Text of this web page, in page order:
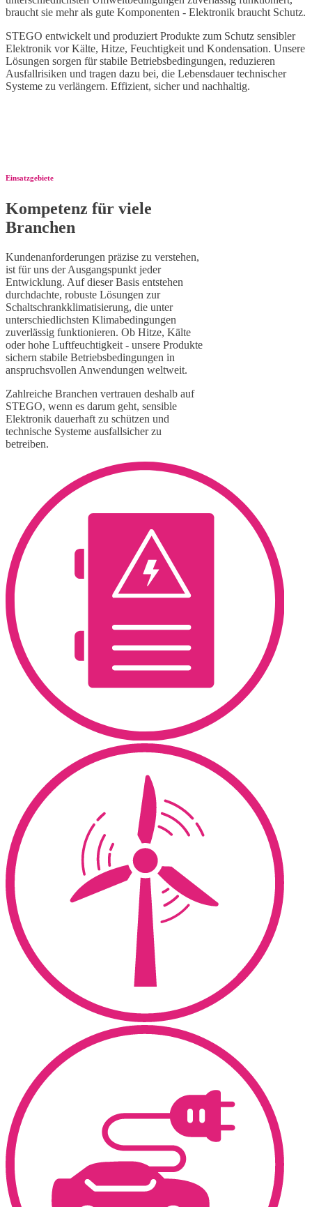
braucht sie mehr als gute Komponenten - Elektronik braucht Schutz.
STEGO entwickelt und produziert Produkte zum Schutz sensibler
Elektronik vor Kälte, Hitze, Feuchtigkeit und Kondensation. Unsere
Lösungen sorgen für stabile Betriebsbedingungen, reduzieren
Ausfallrisiken und tragen dazu bei, die Lebensdauer technischer
Systeme zu verlängern. Effizient, sicher und nachhaltig.
Einsatzgebiete
Kompetenz für viele
Branchen
Kundenanforderungen präzise zu verstehen,
ist für uns der Ausgangspunkt jeder
Entwicklung. Auf dieser Basis entstehen
durchdachte, robuste Lösungen zur
Schaltschrankklimatisierung, die unter
unterschiedlichsten Klimabedingungen
zuverlässig funktionieren. Ob Hitze, Kälte
oder hohe Luftfeuchtigkeit - unsere Produkte
sichern stabile Betriebsbedingungen in
anspruchsvollen Anwendungen weltweit.
Zahlreiche Branchen vertrauen deshalb auf
STEGO, wenn es darum geht, sensible
Elektronik dauerhaft zu schützen und
technische Systeme ausfallsicher zu
betreiben.